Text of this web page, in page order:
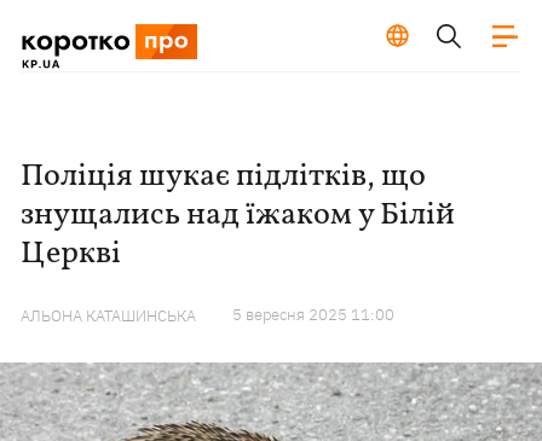
Поліція шукає підлітків, що
знущались над їжаком у Білій
Церкві
АЛЬОНА КАТАШИНСЬКА 5 вересня 2025 11:00